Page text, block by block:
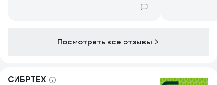
Посмотреть все отзывы
СИБРТЕХ